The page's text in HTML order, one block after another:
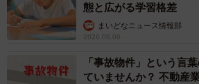
態と広がる学習格差
まいどなニュース情報部
2026.08.06
「事故物件」という言
ていませんか？ 不動産